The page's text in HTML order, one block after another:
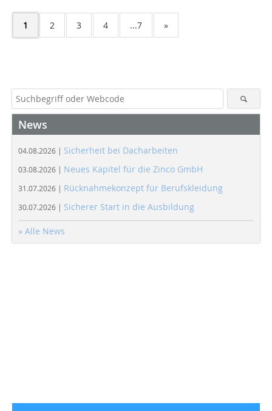
1 2 3 4 ...7 »
News
04.08.2026 | Sicherheit bei Dacharbeiten
03.08.2026 | Neues Kapitel für die Zinco GmbH
31.07.2026 | Rücknahmekonzept für Berufskleidung
30.07.2026 | Sicherer Start in die Ausbildung
» Alle News